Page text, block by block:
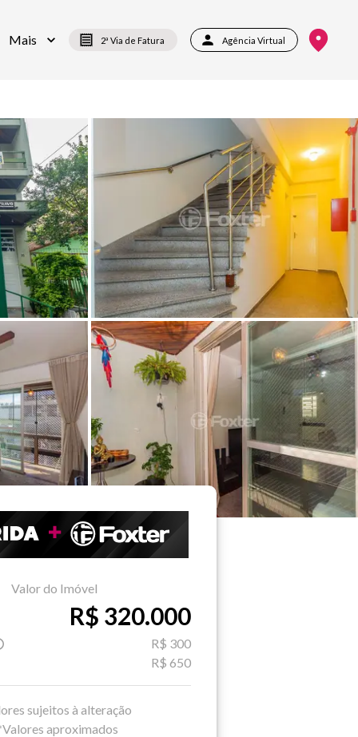
Mais 2ª Via de Fatura Agência Virtual
Valor do Imóvel
R$ 320.000
R$ 300
R$ 650
sujeitos à alteração
aproximados